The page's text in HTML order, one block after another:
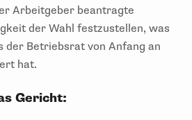
Arbeitgeber beantragte
der Wahl festzustellen, was
der Betriebsrat von Anfang an
hat.
Gericht: